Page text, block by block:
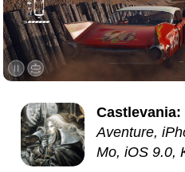
Castlevania:
Aventure,
Mo, iOS 9.0,